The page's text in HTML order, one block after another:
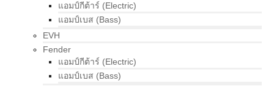
แอมป์กีต้าร์ (Electric)
แอมป์เบส (Bass)
EVH
Fender
แอมป์กีต้าร์ (Electric)
แอมป์เบส (Bass)